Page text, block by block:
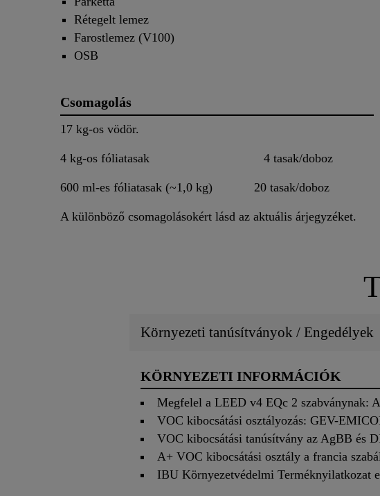
Rétegelt lemez
Farostlemez (V100)
OSB
Csomagolás
17 kg-os vödör.
4 kg-os fóliatasak 4 tasak/doboz
600 ml-es fóliatasak (~1,0 kg) 20 tasak/doboz
A különböző csomagolásokért lásd az aktuális árjegyzéket.
Környezeti tanúsítványok / Engedélyek
KÖRNYEZETI INFORMÁCIÓK
Megfelel a LEED v4 EQc 2 szabványnak:
VOC kibocsátási osztályozás: GEV-
VOC kibocsátási tanúsítvány az AgBB és
A+ VOC kibocsátási osztály a francia
IBU Környezetvédelmi Terméknyilatkozat